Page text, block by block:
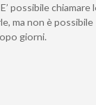
possibile chiamare
ma non è possibile
giorni.